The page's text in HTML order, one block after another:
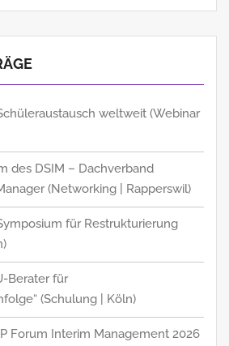
weltweit (Webinar
des DSIM – Dachverband
(Networking | Rapperswil)
für Restrukturierung
Berater für
(Schulung | Köln)
Forum Interim Management 2026